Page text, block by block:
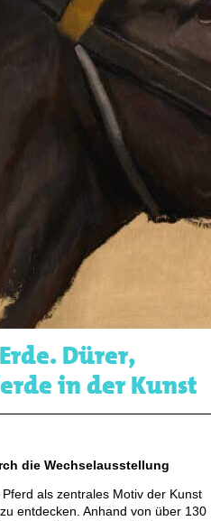
Dürer,
in der Kunst
die Wechselausstellung
als zentrales Motiv der Kunst
entdecken. Anhand von über 130